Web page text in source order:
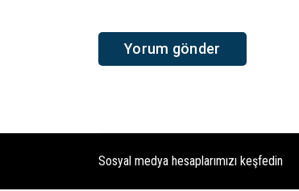
Sosyal medya hesaplarımızı keşfedin